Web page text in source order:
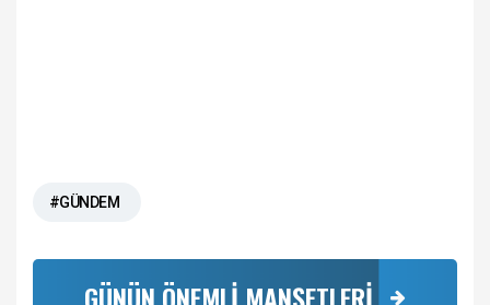
#GÜNDEM